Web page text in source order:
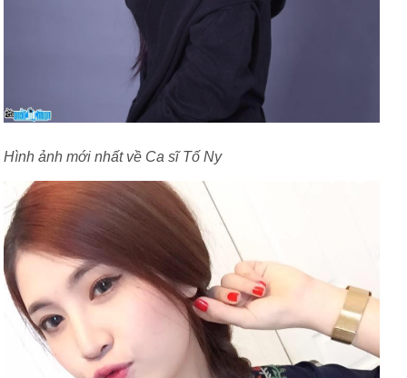
Hình ảnh mới nhất về Ca sĩ Tố Ny